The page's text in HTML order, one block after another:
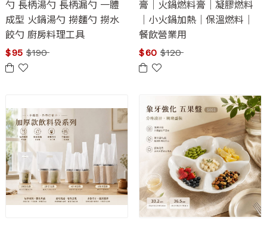
勺 長柄湯勺 長柄漏勺 一體
成型 火鍋湯勺 撈麵勺 撈水
餃勺 廚房料理工具
$190
$95
膏｜火鍋燃料膏｜凝膠燃料
｜小火鍋加熱｜保溫燃料｜
餐飲營業用
$120
$60